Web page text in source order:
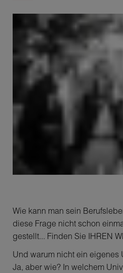
Wie kann man sein
diese Frage nicht schon
gestellt... Finden Sie IHREN
Und warum nicht ein eigenes
Ja, aber wie? In welchem